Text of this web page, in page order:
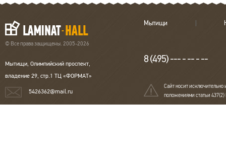
© Все права защищены. 2005-2026
Мытищи, Олимпийский проспект,
владение 29, стр.1 ТЦ «ФОРМАТ»
5426362@mail.ru
Мытищи
8 (495) --- - -- - --
Сайт носит исключительно
положениями статьи